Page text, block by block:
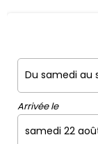
Arrivée le